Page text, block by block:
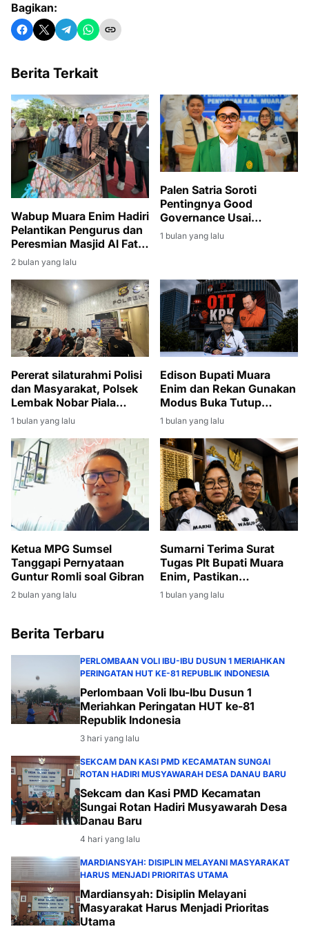
Bagikan:
Berita Terkait
Wabup Muara Enim Hadiri
Pelantikan Pengurus dan
Peresmian Masjid Al Fatih
di Lubuk Ampelas
2 bulan yang lalu
Palen Satria Soroti
Pentingnya Good
Governance Usai
Penyerahan SK PLT
Bupati Muara Enim
1 bulan yang lalu
Pererat silaturahmi Polisi
dan Masyarakat, Polsek
Lembak Nobar Piala
Dunia 2026
1 bulan yang lalu
Edison Bupati Muara
Enim dan Rekan Gunakan
Modus Buka Tutup
Rekening
1 bulan yang lalu
Ketua MPG Sumsel
Tanggapi Pernyataan
Guntur Romli soal Gibran
2 bulan yang lalu
Sumarni Terima Surat
Tugas Plt Bupati Muara
Enim, Pastikan
Pembangunan Tetap
Berjalan
1 bulan yang lalu
Berita Terbaru
PERLOMBAAN VOLI IBU-IBU DUSUN 1 MERIAHKAN
PERINGATAN HUT KE-81 REPUBLIK INDONESIA
Perlombaan Voli Ibu-Ibu Dusun 1
Meriahkan Peringatan HUT ke-81
Republik Indonesia
3 hari yang lalu
SEKCAM DAN KASI PMD KECAMATAN SUNGAI
ROTAN HADIRI MUSYAWARAH DESA DANAU BARU
Sekcam dan Kasi PMD Kecamatan
Sungai Rotan Hadiri Musyawarah Desa
Danau Baru
4 hari yang lalu
MARDIANSYAH: DISIPLIN MELAYANI MASYARAKAT
HARUS MENJADI PRIORITAS UTAMA
Mardiansyah: Disiplin Melayani
Masyarakat Harus Menjadi Prioritas
Utama